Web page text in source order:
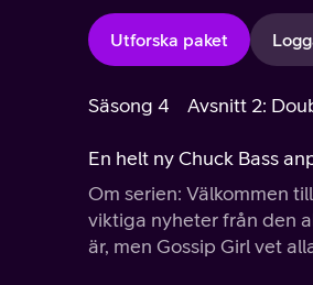
Utforska paket
Säsong 4 Avsnitt 2:
En helt ny Chuck Bass
Om serien: Välkommen
viktiga nyheter från den
är, men Gossip Girl vet